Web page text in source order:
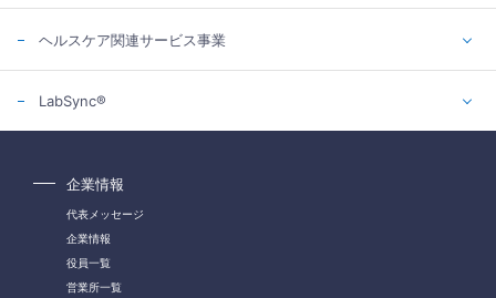
ヘルスケア関連サービス事業
LabSync®
企業情報
代表メッセージ
企業情報
役員一覧
営業所一覧